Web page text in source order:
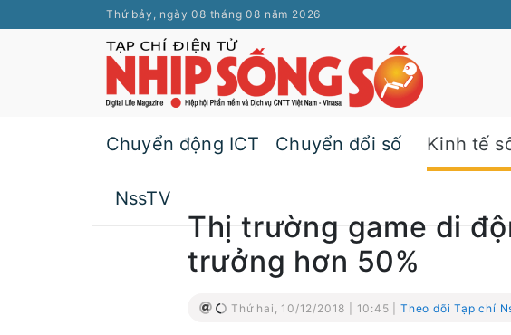
Thứ bảy, ngày 08 tháng 08 năm 2026
Chuyển động ICT Chuyển đổi số Kinh tế
NssTV
Thị trường game di
trưởng hơn 50%
Thứ hai, 10/12/2018 | 10:45 | Theo dõi Tạp chí